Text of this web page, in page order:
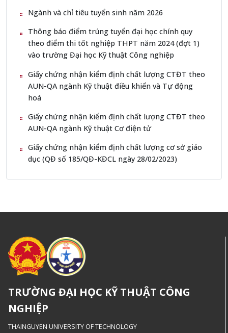
Ngành và chỉ tiêu tuyển sinh năm 2026
Thông báo điểm trúng tuyển đại học chính quy
theo điểm thi tốt nghiệp THPT năm 2024 (đợt 1)
vào trường Đại học Kỹ thuật Công nghiệp
Giấy chứng nhận kiểm định chất lượng CTĐT theo
AUN-QA ngành Kỹ thuật điều khiển và Tự động
hoá
Giấy chứng nhận kiểm định chất lượng CTĐT theo
AUN-QA ngành Kỹ thuật Cơ điện tử
Giấy chứng nhận kiểm định chất lượng cơ sở giáo
dục (QĐ số 185/QĐ-KĐCL ngày 28/02/2023)
TRƯỜNG ĐẠI HỌC KỸ THUẬT CÔNG
NGHIỆP
THAINGUYEN UNIVERSITY OF TECHNOLOGY